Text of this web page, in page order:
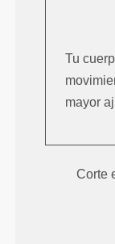
Tu
mayor
Corte